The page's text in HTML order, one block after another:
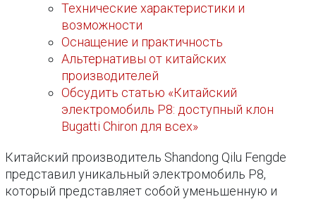
Технические характеристики и
возможности
Оснащение и практичность
Альтернативы от китайских
производителей
Обсудить статью «Китайский
электромобиль P8: доступный клон
Bugatti Chiron для всех»
Китайский производитель Shandong Qilu Fengde
представил уникальный электромобиль P8,
который представляет собой уменьшенную и